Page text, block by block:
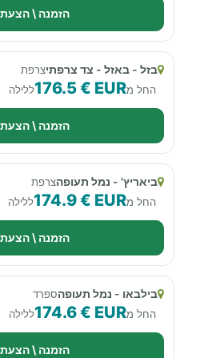
הזמנה \
בזל - באזל - צד צרפתיצרפת
החל מ176.5 € EURללילה
הזמנה \
ביאריץ' - נמל תעופהצרפת
החל מ174.9 € EURללילה
הזמנה \
בילבאו - נמל תעופהספרד
החל מ174.6 € EURללילה
הזמנה \